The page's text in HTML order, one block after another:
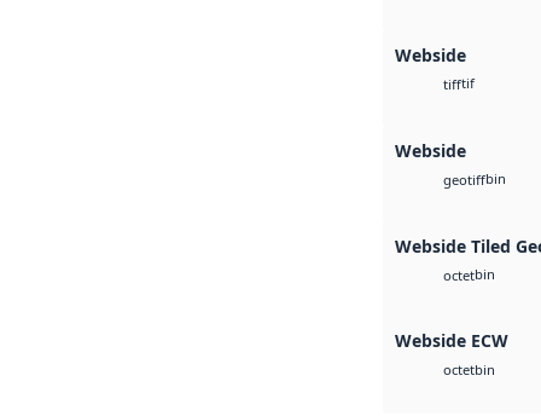
Webside
tifftif
Webside
geotiffbin
Webside Tiled
octetbin
Webside ECW
octetbin